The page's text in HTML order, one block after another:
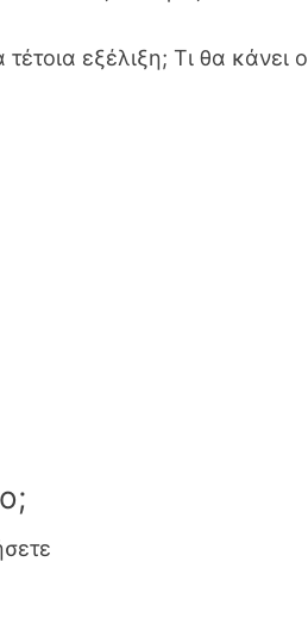
εξέλιξη; Τι θα κάνει ο